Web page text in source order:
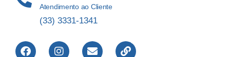
Atendimento ao Cliente
(33) 3331-1341